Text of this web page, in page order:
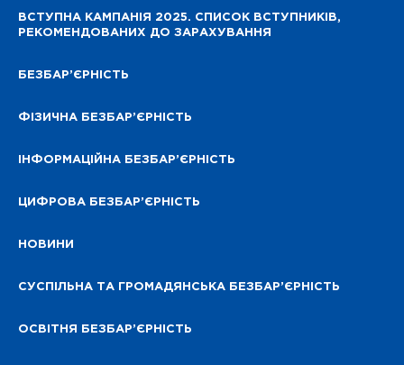
ВСТУПНА КАМПАНІЯ 2025. СПИСОК ВСТУПНИКІВ,
РЕКОМЕНДОВАНИХ ДО ЗАРАХУВАННЯ
БЕЗБАР’ЄРНІСТЬ
ФІЗИЧНА БЕЗБАР’ЄРНІСТЬ
ІНФОРМАЦІЙНА БЕЗБАР’ЄРНІСТЬ
ЦИФРОВА БЕЗБАР’ЄРНІСТЬ
НОВИНИ
СУСПІЛЬНА ТА ГРОМАДЯНСЬКА БЕЗБАР’ЄРНІСТЬ
ОСВІТНЯ БЕЗБАР’ЄРНІСТЬ